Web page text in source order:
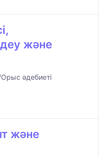
және
әдебиеті
және